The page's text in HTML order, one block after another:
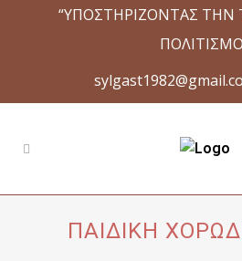
“ΥΠΟΣΤΗΡΙΖΟΝΤΑΣ ΤΗΝ
ΠΑΙΔΙΚΗ